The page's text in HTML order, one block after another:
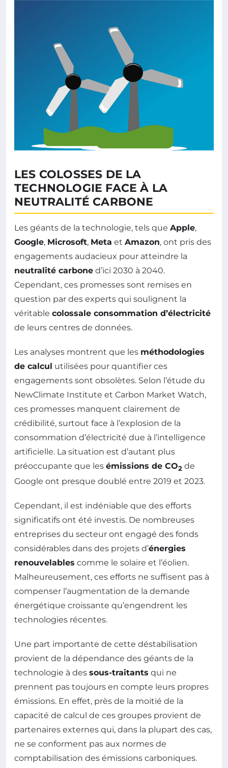
LES COLOSSES DE LA
TECHNOLOGIE FACE À LA
NEUTRALITÉ CARBONE
Les géants de la technologie, tels que Apple,
Google, Microsoft, Meta et Amazon, ont pris des
engagements audacieux pour atteindre la
neutralité carbone d’ici 2030 à 2040.
Cependant, ces promesses sont remises en
question par des experts qui soulignent la
véritable colossale consommation d’électricité
de leurs centres de données.
Les analyses montrent que les méthodologies
de calcul utilisées pour quantifier ces
engagements sont obsolètes. Selon l’étude du
NewClimate Institute et Carbon Market Watch,
ces promesses manquent clairement de
crédibilité, surtout face à l’explosion de la
consommation d’électricité due à l’intelligence
artificielle. La situation est d’autant plus
préoccupante que les émissions de CO2 de
Google ont presque doublé entre 2019 et 2023.
Cependant, il est indéniable que des efforts
significatifs ont été investis. De nombreuses
entreprises du secteur ont engagé des fonds
considérables dans des projets d’énergies
renouvelables comme le solaire et l’éolien.
Malheureusement, ces efforts ne suffisent pas à
compenser l’augmentation de la demande
énergétique croissante qu’engendrent les
technologies récentes.
Une part importante de cette déstabilisation
provient de la dépendance des géants de la
technologie à des sous-traitants qui ne
prennent pas toujours en compte leurs propres
émissions. En effet, près de la moitié de la
capacité de calcul de ces groupes provient de
partenaires externes qui, dans la plupart des cas,
ne se conforment pas aux normes de
comptabilisation des émissions carboniques.